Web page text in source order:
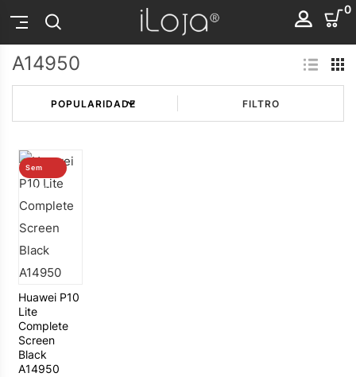
0
A14950
FILTRO
Sem
stock
Huawei P10
Lite
Complete
Screen
Black
A14950